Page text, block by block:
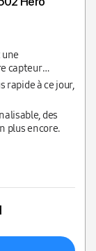
une
capteur
rapide à ce jour,
des
plus encore.